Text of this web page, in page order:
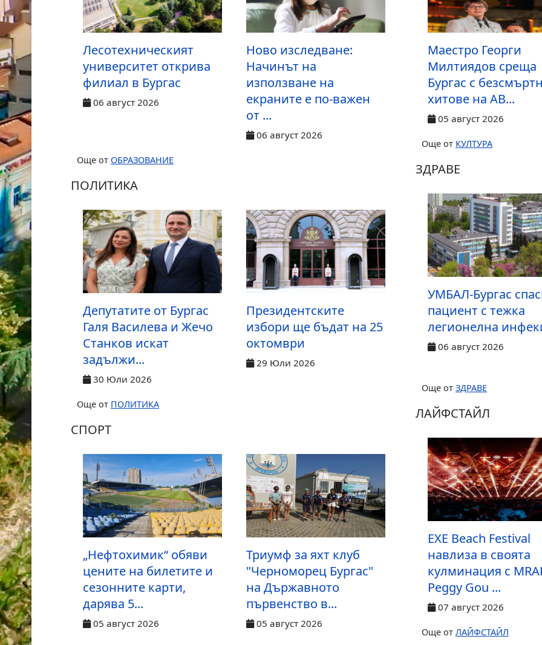
Лесотехническият
университет открива
филиал в Бургас
06 август 2026
Ново изследване:
Начинът на
използване на
екраните е по-важен
от ...
06 август 2026
Още от ОБРАЗОВАНИЕ
ПОЛИТИКА
Депутатите от Бургас
Галя Василева и Жечо
Станков искат
задължи...
30 Юли 2026
Президентските
избори ще бъдат на 25
октомври
29 Юли 2026
Още от ПОЛИТИКА
СПОРТ
„Нефтохимик“ обяви
цените на билетите и
сезонните карти,
дарява 5...
05 август 2026
Триумф за яхт клуб
"Черноморец Бургас"
на Държавното
първенство в...
05 август 2026
Маестро Георги
Милтиядов среща
Бургас с
хитове на AB...
05 август 2026
Още от КУЛТУРА
ЗДРАВЕ
УМБАЛ-Бургас
пациент с тежка
легионелна
06 август 2026
Още от ЗДРАВЕ
ЛАЙФСТАЙЛ
EXE Beach Festival
навлиза в своята
кулминация с
Peggy Gou ...
07 август 2026
Още от ЛАЙФСТАЙЛ